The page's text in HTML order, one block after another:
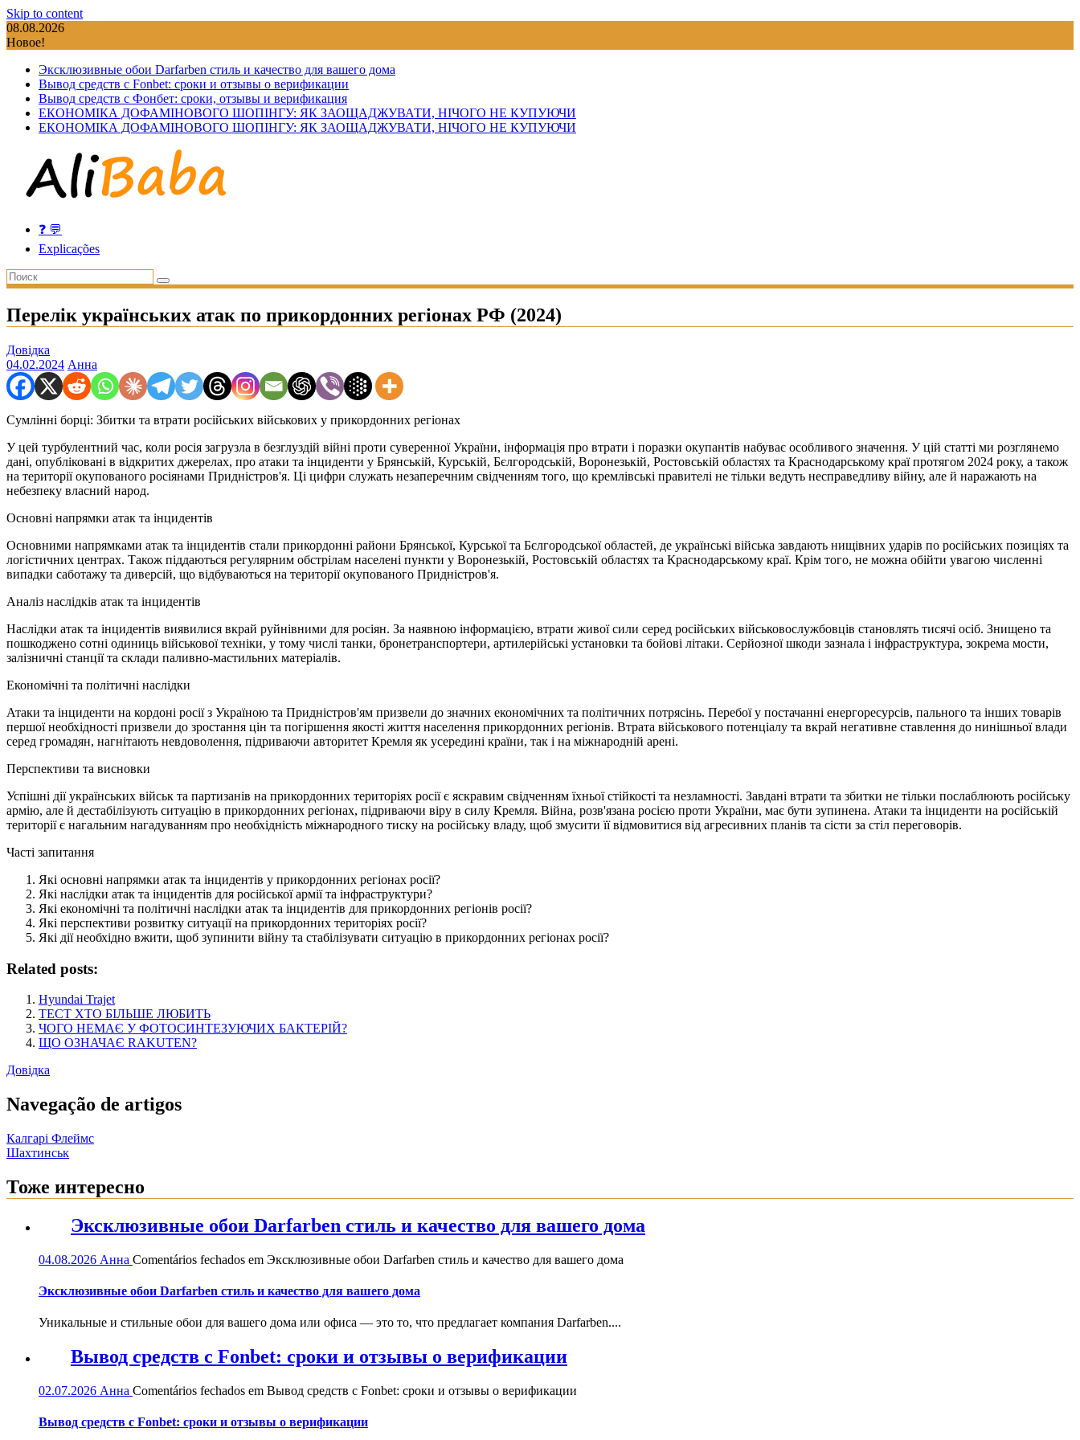
Skip to content
08.08.2026
Новое!
Эксклюзивные обои Darfarben стиль и качество для вашего дома
Вывод средств с Fonbet: сроки и отзывы о верификации
Вывод средств с Фонбет: сроки, отзывы и верификация
ЕКОНОМІКА ДОФАМІНОВОГО ШОПІНГУ: ЯК ЗАОЩАДЖУВАТИ, НІЧОГО НЕ КУПУЮЧИ
ЕКОНОМІКА ДОФАМІНОВОГО ШОПІНГУ: ЯК ЗАОЩАДЖУВАТИ, НІЧОГО НЕ КУПУЮЧИ
❓ 💬
Explicações
Перелік українських атак по прикордонних регіонах РФ (2024)
Довідка
04.02.2024 Анна
Сумлінні борці: Збитки та втрати російських військових у прикордонних регіонах
У цей турбулентний час, коли росія загрузла в безглуздій війні проти суверенної України, інформація про втрати і поразки окупантів набуває особливого значення. У цій статті ми розглянемо
дані, опубліковані в відкритих джерелах, про атаки та інциденти у Брянській, Курській, Бєлгородській, Воронезькій, Ростовській областях та Краснодарському краї протягом 2024 року, а також
на території окупованого росіянами Придністров'я. Ці цифри служать незаперечним свідченням того, що кремлівські правителі не тільки ведуть несправедливу війну, але й наражають на
небезпеку власний народ.
Основні напрямки атак та інцидентів
Основними напрямками атак та інцидентів стали прикордонні райони Брянської, Курської та Бєлгородської областей, де українські війська завдають нищівних ударів по російських позиціях та
логістичних центрах. Також піддаються регулярним обстрілам населені пункти у Воронезькій, Ростовській областях та Краснодарському краї. Крім того, не можна обійти увагою численні
випадки саботажу та диверсій, що відбуваються на території окупованого Придністров'я.
Аналіз наслідків атак та інцидентів
Наслідки атак та інцидентів виявилися вкрай руйнівними для росіян. За наявною інформацією, втрати живої сили серед російських військовослужбовців становлять тисячі осіб. Знищено та
пошкоджено сотні одиниць військової техніки, у тому числі танки, бронетранспортери, артилерійські установки та бойові літаки. Серйозної шкоди зазнала і інфраструктура, зокрема мости,
залізничні станції та склади паливно-мастильних матеріалів.
Економічні та політичні наслідки
Атаки та інциденти на кордоні росії з Україною та Придністров'ям призвели до значних економічних та політичних потрясінь. Перебої у постачанні енергоресурсів, пального та інших товарів
першої необхідності призвели до зростання цін та погіршення якості життя населення прикордонних регіонів. Втрата військового потенціалу та вкрай негативне ставлення до нинішньої влади
серед громадян, нагнітають невдоволення, підриваючи авторитет Кремля як усередині країни, так і на міжнародній арені.
Перспективи та висновки
Успішні дії українських військ та партизанів на прикордонних територіях росії є яскравим свідченням їхньої стійкості та незламності. Завдані втрати та збитки не тільки послаблюють російську
армію, але й дестабілізують ситуацію в прикордонних регіонах, підриваючи віру в силу Кремля. Війна, розв'язана росією проти України, має бути зупинена. Атаки та інциденти на російській
території є нагальним нагадуванням про необхідність міжнародного тиску на російську владу, щоб змусити її відмовитися від агресивних планів та сісти за стіл переговорів.
Часті запитання
Які основні напрямки атак та інцидентів у прикордонних регіонах росії?
Які наслідки атак та інцидентів для російської армії та інфраструктури?
Які економічні та політичні наслідки атак та інцидентів для прикордонних регіонів росії?
Які перспективи розвитку ситуації на прикордонних територіях росії?
Які дії необхідно вжити, щоб зупинити війну та стабілізувати ситуацію в прикордонних регіонах росії?
Related posts:
Hyundai Trajet
ТЕСТ ХТО БІЛЬШЕ ЛЮБИТЬ
ЧОГО НЕМАЄ У ФОТОСИНТЕЗУЮЧИХ БАКТЕРІЙ?
ЩО ОЗНАЧАЄ RAKUTEN?
Довідка
Navegação de artigos
Калгарі Флеймс
Шахтинськ
Тоже интересно
Эксклюзивные обои Darfarben стиль и качество для вашего дома
04.08.2026 Анна Comentários fechados em Эксклюзивные обои Darfarben стиль и качество для вашего дома
Эксклюзивные обои Darfarben стиль и качество для вашего дома
Уникальные и стильные обои для вашего дома или офиса — это то, что предлагает компания Darfarben....
Вывод средств с Fonbet: сроки и отзывы о верификации
02.07.2026 Анна Comentários fechados em Вывод средств с Fonbet: сроки и отзывы о верификации
Вывод средств с Fonbet: сроки и отзывы о верификации